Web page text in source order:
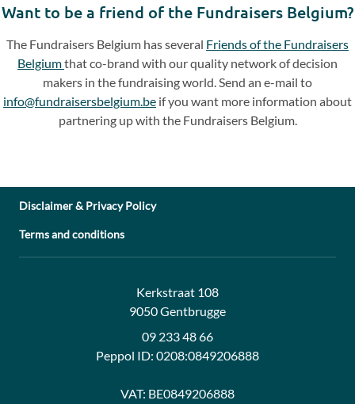
Want to be a friend of the Fundraisers Belgium?
The Fundraisers Belgium has several Friends of the Fundraisers
Belgiumthat co-brand with our quality network of decision
makers in the fundraising world. Send an e-mail to
info@fundraisersbelgium.be if you want more information about
partnering up with the Fundraisers Belgium.
Disclaimer & Privacy Policy
Terms and conditions
Contact:
Address:
Kerkstraat 108
9050 Gentbrugge
09 233 48 66
Peppol ID: 0208:0849206888
VAT: BE0849206888